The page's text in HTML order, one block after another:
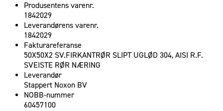
Produsentens varenr.
1842029
Leverandørens varenr.
1842029
Fakturareferanse
50X50X2 SV.FIRKANTRØR SLIPT UGLØD 304, AISI R.F.
SVEISTE RØR NÆRING
Leverandør
Stappert Noxon BV
NOBB-nummer
60457100